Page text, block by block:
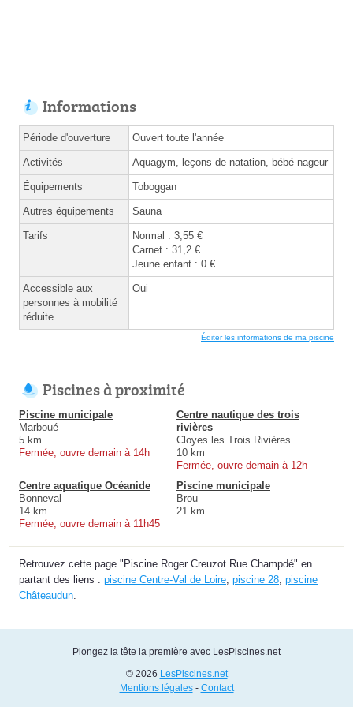
Informations
Période d'ouverture Ouvert toute l'année
Activités Aquagym, leçons de natation, bébé nageur
Équipements Toboggan
Autres équipements Sauna
Tarifs
Normal : 3,55 €
Carnet : 31,2 €
Jeune enfant : 0 €
Accessible aux
personnes à mobilité
réduite
Oui
Éditer les informations de ma piscine
Piscines à proximité
Piscine municipale
Marboué
5 km
Fermée, ouvre demain à 14h
Centre nautique des trois
rivières
Cloyes les Trois Rivières
10 km
Fermée, ouvre demain à 12h
Centre aquatique Océanide
Bonneval
14 km
Fermée, ouvre demain à 11h45
Piscine municipale
Brou
21 km
Retrouvez cette page "Piscine Roger Creuzot Rue Champdé" en
partant des liens : piscine Centre-Val de Loire, piscine 28, piscine
Châteaudun.
Plongez la tête la première avec LesPiscines.net
© 2026 LesPiscines.net
Mentions légales- Contact